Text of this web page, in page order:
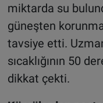
miktarda su
güneşten
tavsiye etti.
sıcaklığının 50
dikkat çekti.